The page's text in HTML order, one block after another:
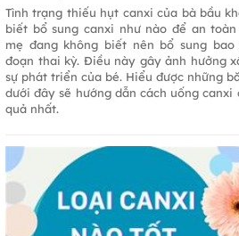
Tình trạng thiếu hụt canxi của bà bầu
biết bổ sung canxi như nào để an
mẹ đang không biết nên bổ sung
đoạn thai kỳ. Điều này gây ảnh hưởng
sự phát triển của bé. Hiểu được những
dưới đây sẽ hướng dẫn cách uống
quả nhất.